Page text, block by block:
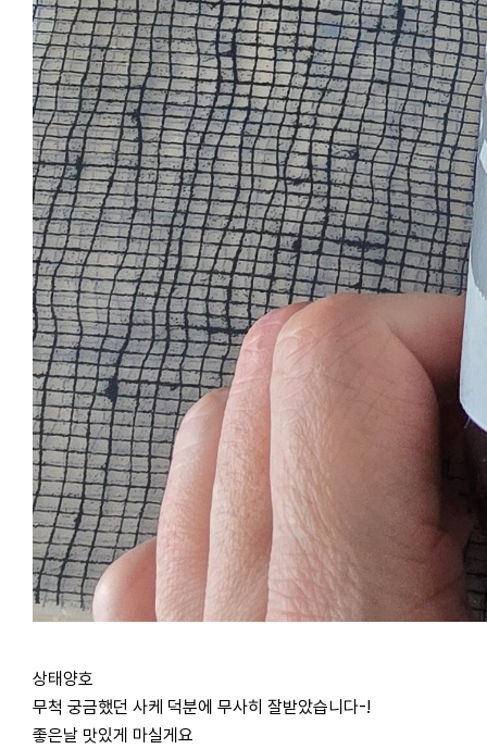
상태양호
무척 궁금했던 사케 덕분에 무사히 잘받았습니다-!
좋은날 맛있게 마실게요